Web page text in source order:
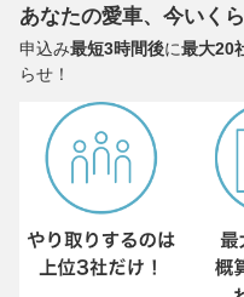
あなたの愛車、今いく
申込み最短3時間後に最大20
らせ！